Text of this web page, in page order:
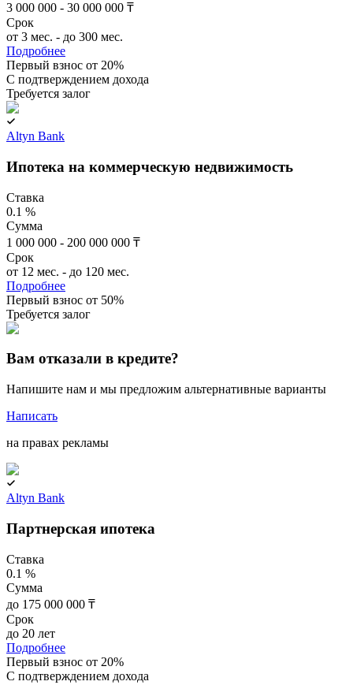
3 000 000 - 30 000 000 ₸
Срок
от 3 мес. - до 300 мес.
Подробнее
Первый взнос от 20%
C подтверждением дохода
Требуется залог
Altyn Bank
Ипотека на коммерческую недвижимость
Ставка
0.1 %
Сумма
1 000 000 - 200 000 000 ₸
Срок
от 12 мес. - до 120 мес.
Подробнее
Первый взнос от 50%
Требуется залог
Вам отказали в кредите?
Напишите нам и мы предложим альтернативные варианты
Написать
на правах рекламы
Altyn Bank
Партнерская ипотека
Ставка
0.1 %
Сумма
до 175 000 000 ₸
Срок
до 20 лет
Подробнее
Первый взнос от 20%
C подтверждением дохода